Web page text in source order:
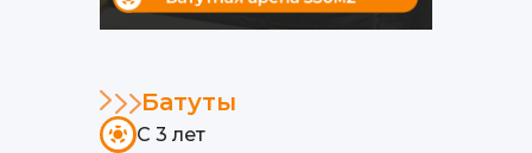
Батуты
С 3 лет